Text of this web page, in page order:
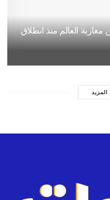
مليون من مغاربة العالم منذ انطلاق